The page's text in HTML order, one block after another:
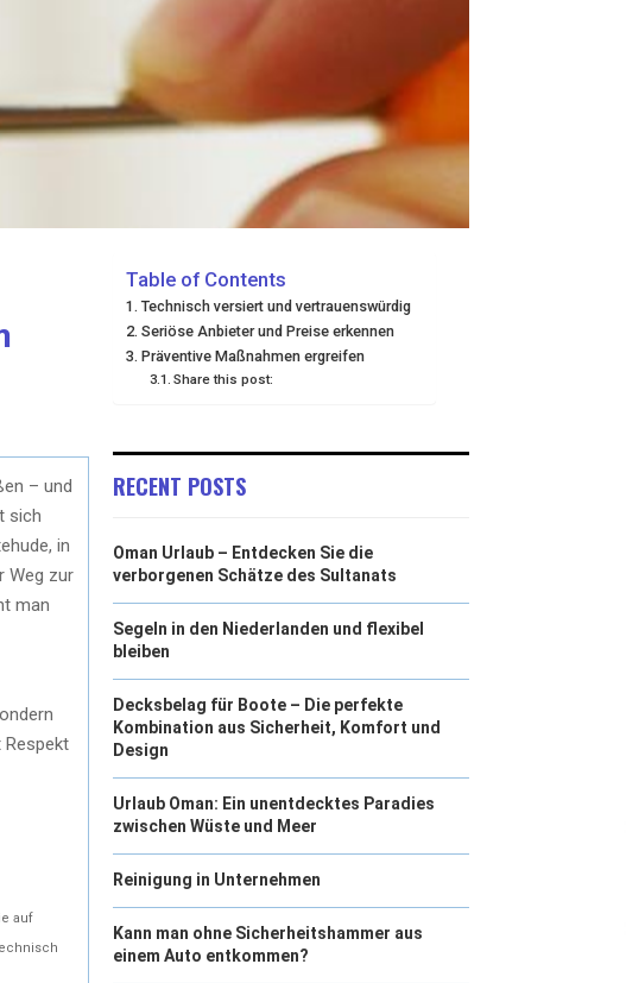
– und
sich
in
Weg zur
man
auf
Table of Contents
Technisch versiert und vertrauenswürdig
Seriöse Anbieter und Preise erkennen
Präventive Maßnahmen ergreifen
Share this post:
RECENT POSTS
Oman Urlaub – Entdecken Sie die
verborgenen Schätze des Sultanats
Segeln in den Niederlanden und flexibel
bleiben
Decksbelag für Boote – Die perfekte
Kombination aus Sicherheit, Komfort und
Design
Urlaub Oman: Ein unentdecktes Paradies
zwischen Wüste und Meer
Reinigung in Unternehmen
Kann man ohne Sicherheitshammer aus
einem Auto entkommen?